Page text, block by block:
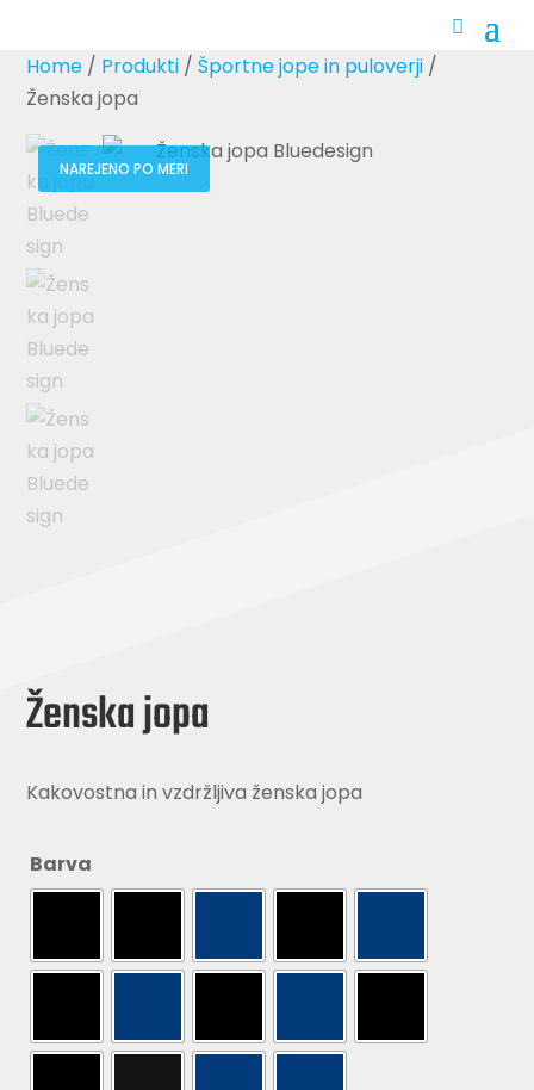
Home / Produkti /Športne jope in puloverji /
Ženska jopa
NAREJENO PO MERI
Ženska jopa
Kakovostna in vzdržljiva ženska jopa
Barva